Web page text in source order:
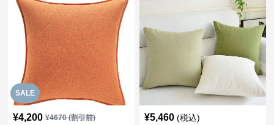
SALE
¥4,200 ¥4670(割引前) ¥5,460 (税込)